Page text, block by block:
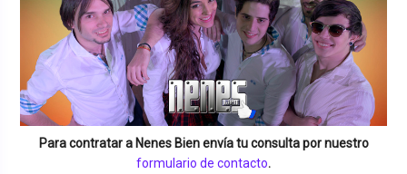
Para contratar a Nenes Bienenvía tu consulta por nuestro
formulario de contacto.